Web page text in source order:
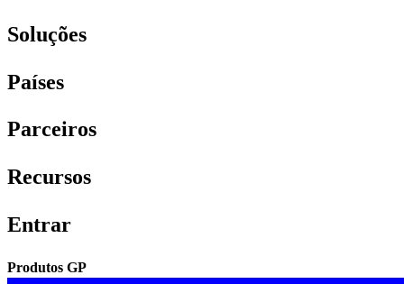
Soluções​​
Países​​
Parceiros​​
Recursos​​
Entrar​​
Produtos GP​​